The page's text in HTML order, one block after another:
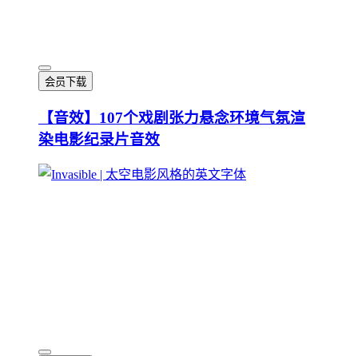
会员下载
【音效】107个戏剧张力悬念环境气氛渲
染电影纪录片音效